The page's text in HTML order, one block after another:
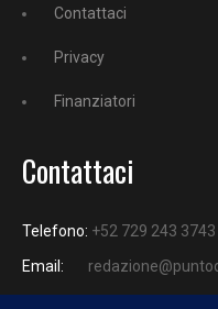
Contattaci
Privacy
Finanziatori
Contattaci
Telefono: +52 729 243 3743
Email: